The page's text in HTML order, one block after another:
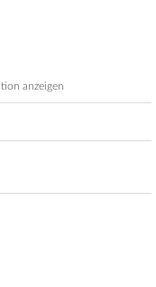
anzeigen